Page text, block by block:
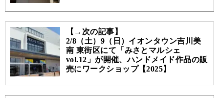
【→次の記事】
2/8（土）9（日）イオンタウン吉川美
南 東街区にて「みさとマルシェ
vol.12」が開催、ハンドメイド作品の販
売にワークショップ【2025】